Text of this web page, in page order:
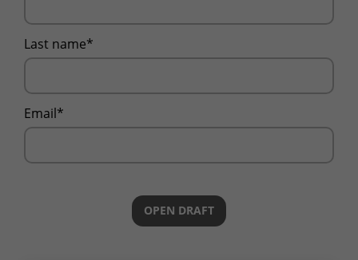
Last name*
Email*
OPEN DRAFT